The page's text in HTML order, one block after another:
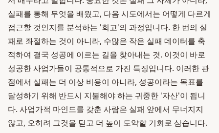
실패를 통해 무엇을 배웠고, 다음 시도에서는 어떻게 다르게
접근할 것인지를 분석하는 '회고'의 과정입니다. 한 번의 실
패로 좌절하는 것이 아니라, 수많은 작은 실패 데이터를 축
적하여 결국 성공에 이르는 길을 찾아내는 것. 이것이 바로
성공한 사업가들이 공통적으로 가진 특징입니다. 이러한 관
점에서 실패는 더 이상 비용이 아니라, 성공이라는 목표를
달성하기 위해 반드시 지불해야 하는 귀중한 '자산'이 됩니
다. 사업가적 마인드를 갖춘 사람은 실패 앞에서 무너지지
않고, 오히려 그것을 딛고 더 높이 도약할 기회로 삼습니다.